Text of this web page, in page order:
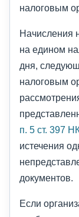
налоговым
Начисления
на едином
дня,
налоговым
п. 5 ст. 397
истечения
документов.
Если